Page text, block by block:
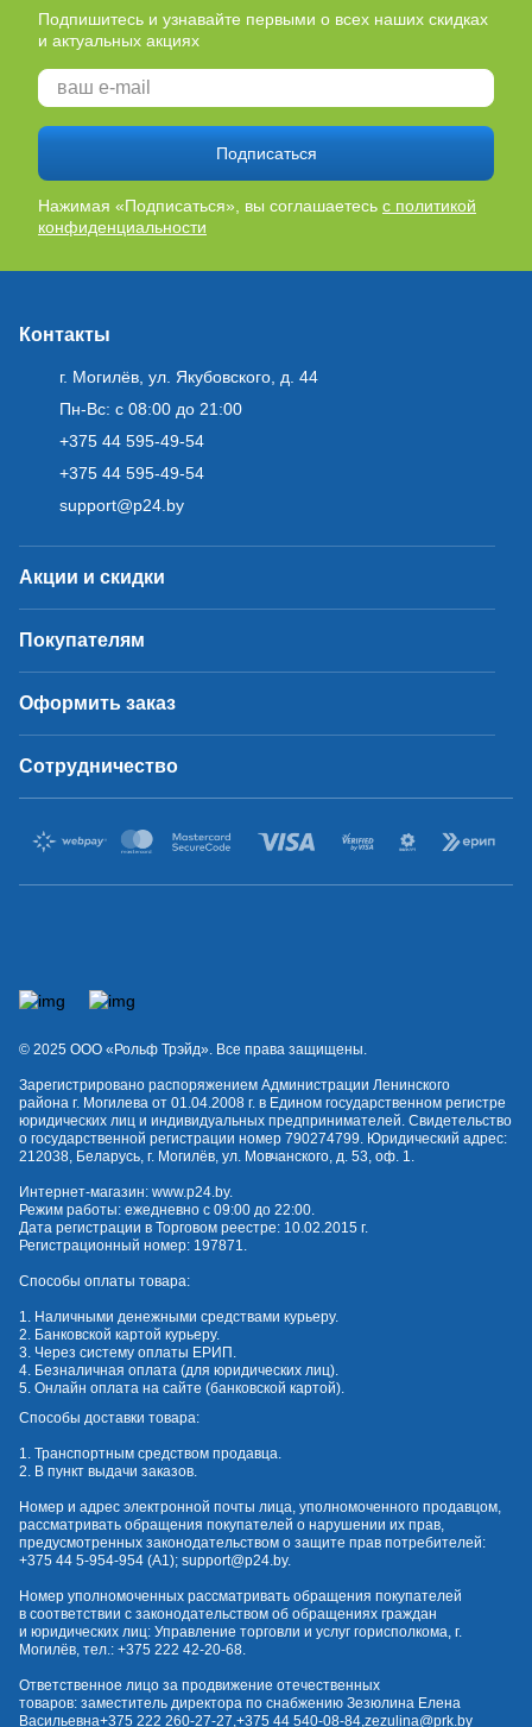
Подпишитесь и узнавайте первыми о всех наших скидках
и актуальных акциях
Подписаться
Нажимая «Подписаться», вы соглашаетесь с политикой
конфиденциальности
Контакты
г. Могилёв, ул. Якубовского, д. 44
Пн-Вс: с 08:00 до 21:00
+375 44 595-49-54
+375 44 595-49-54
support@p24.by
Акции и скидки
Покупателям
Оформить заказ
Сотрудничество
© 2025 OOO «Рольф Трэйд». Все права защищены.
Зарегистрировано распоряжением Администрации Ленинского
района г. Могилева от 01.04.2008 г. в Едином государственном регистре
юридических лиц и индивидуальных предпринимателей. Свидетельство
о государственной регистрации номер 790274799. Юридический адрес:
212038, Беларусь, г. Могилёв, ул. Мовчанского, д. 53, оф. 1.
Интернет-магазин: www.p24.by.
Режим работы: ежедневно с 09:00 до 22:00.
Дата регистрации в Торговом реестре: 10.02.2015 г.
Регистрационный номер: 197871.
Способы оплаты товара:
1. Наличными денежными средствами курьеру.
2. Банковской картой курьеру.
3. Через систему оплаты ЕРИП.
4. Безналичная оплата (для юридических лиц).
5. Онлайн оплата на сайте (банковской картой).
Способы доставки товара:
1. Транспортным средством продавца.
2. В пункт выдачи заказов.
Номер и адрес электронной почты лица, уполномоченного продавцом,
рассматривать обращения покупателей о нарушении их прав,
предусмотренных законодательством о защите прав потребителей:
+375 44 5-954-954 (А1); support@p24.by.
Номер уполномоченных рассматривать обращения покупателей
в соответствии с законодательством об обращениях граждан
и юридических лиц: Управление торговли и услуг горисполкома, г.
Могилёв, тел.: +375 222 42-20-68.
Ответственное лицо за продвижение отечественных
товаров: заместитель директора по снабжению Зезюлина Елена
Васильевна+375 222 260-27-27,+375 44 540-08-84,zezulina@prk.by